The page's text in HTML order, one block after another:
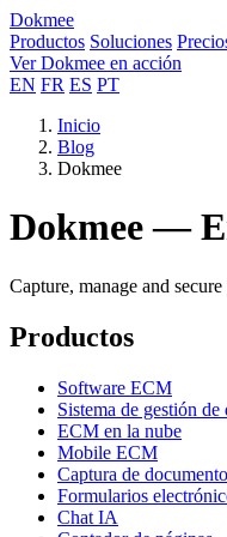
Dokmee
Productos Soluciones
Ver Dokmee en acción
EN FR ES PT
Inicio
Blog
Dokmee
Dokmee —
Capture, manage and
Productos
Software ECM
Sistema de gestión de
ECM en la nube
Mobile ECM
Captura de
Formularios
Chat IA